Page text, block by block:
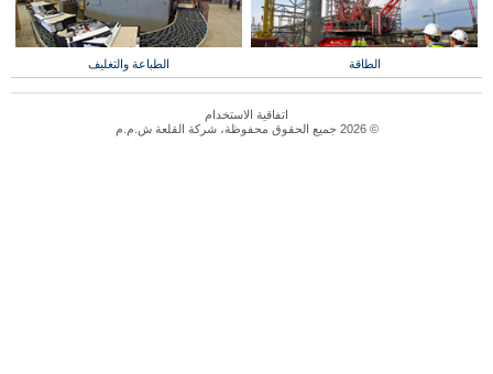
الطاقة الطباعة والتغليف
اتفاقية الاستخدام
© 2026 جميع الحقوق محفوظة، شركة القلعة ش.م.م